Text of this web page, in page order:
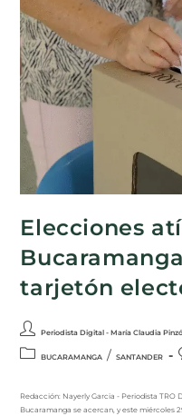
Elecciones
tarjetón
Periodista Digital - María Claudia
BUCARAMANGA / SANTANDER
Redacción: Nayerly Garcia - Periodista
Bucaramanga se acercan, y este miércoles